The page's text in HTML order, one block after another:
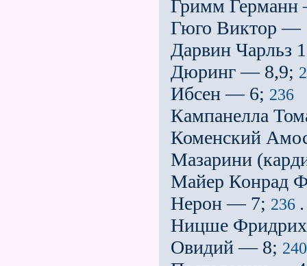
Гримм
Гюго Виктор —
Дарвин Чарльз
Дюринг — 8,9;
Ибсен — 6; 236
Кампанелла
Коменский
Мазарини
Майер Конрад
Нерон — 7; 236 .
Ницше
Овидий — 8; 240